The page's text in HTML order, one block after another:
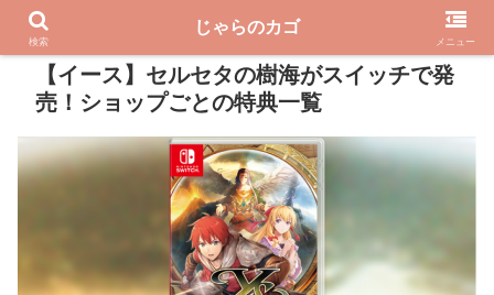
PR
【イース】セルセタの樹海がスイッチで発
売！ショップごとの特典一覧
検索
じゃらのカゴ
メニュー